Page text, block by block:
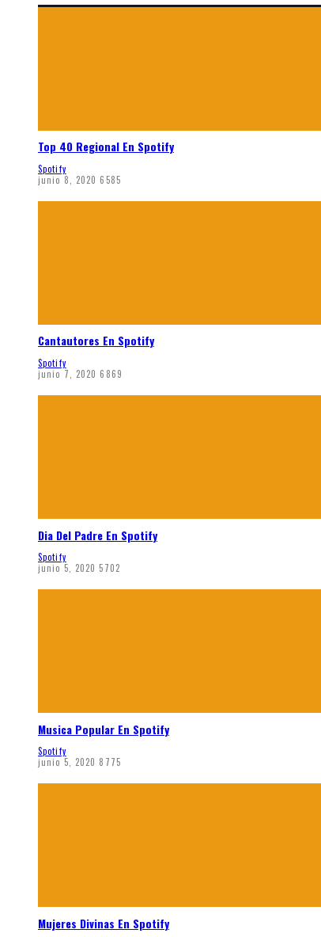
Top 40 Regional En Spotify
Spotify
junio 8, 2020 6585
Cantautores En Spotify
Spotify
junio 7, 2020 6869
Dia Del Padre En Spotify
Spotify
junio 5, 2020 5702
Musica Popular En Spotify
Spotify
junio 5, 2020 8775
Mujeres Divinas En Spotify